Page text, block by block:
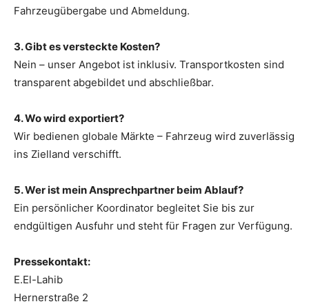
Fahrzeugübergabe und Abmeldung.
3. Gibt es versteckte Kosten?
Nein – unser Angebot ist inklusiv. Transportkosten sind
transparent abgebildet und abschließbar.
4. Wo wird exportiert?
Wir bedienen globale Märkte – Fahrzeug wird zuverlässig
ins Zielland verschifft.
5. Wer ist mein Ansprechpartner beim Ablauf?
Ein persönlicher Koordinator begleitet Sie bis zur
endgültigen Ausfuhr und steht für Fragen zur Verfügung.
Pressekontakt:
E.El-Lahib
Hernerstraße 2